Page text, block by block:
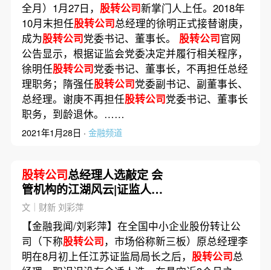
全月）1月27日， 股转公司新掌门人上任。2018年
10月末担任股转公司总经理的徐明正式接替谢庚，
成为股转公司党委书记、董事长。 股转公司官网
公告显示，根据证监会党委决定并履行相关程序，
徐明任股转公司党委书记、董事长，不再担任总经
理职务；隋强任股转公司党委副书记、副董事长、
总经理。谢庚不再担任股转公司党委书记、董事长
职务，到龄退休。……
2021年1月28日 · 金融频道
股转公司总经理人选敲定 会
管机构的江湖风云|证监人事
追踪之九
文｜财新 刘彩萍
【金融我闻/刘彩萍】在全国中小企业股份转让公
司（下称股转公司，市场俗称新三板）原总经理李
明在8月初上任江苏证监局局长之后， 股转公司总